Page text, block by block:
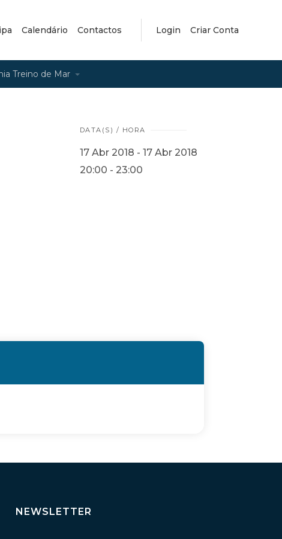
Calendário Contactos Login Criar Conta
Treino de Mar
DATA(S) / HORA
17 Abr 2018 - 17 Abr 2018
20:00 - 23:00
NEWSLETTER